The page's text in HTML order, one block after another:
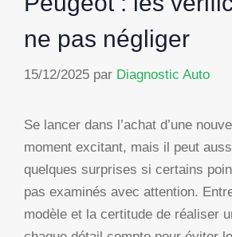
ne pas négliger
15/12/2025 par Diagnostic Auto
Se lancer dans l’achat d’une
moment excitant, mais il peut
quelques surprises si certains
pas examinés avec attention.
modèle et la certitude de réaliser